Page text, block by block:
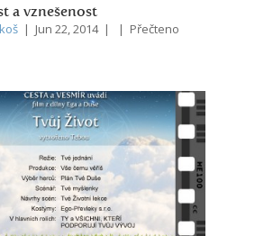
a vznešenost
| Jun 22, 2014 | | Přečteno